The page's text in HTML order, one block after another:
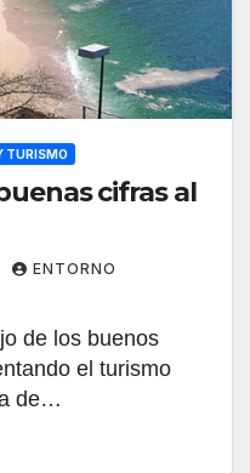
TURISMO
cifras al
ENTORNO
de los buenos
el turismo
de…